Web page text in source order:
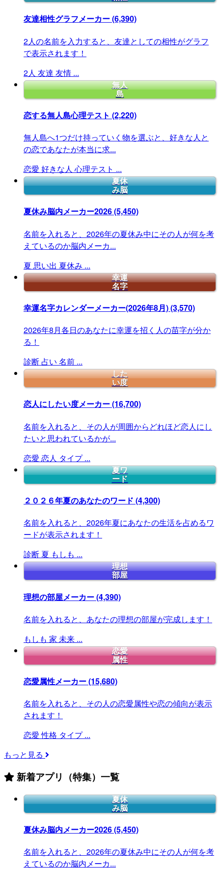
友達相性グラフメーカー(6,390)
2人の名前を入力すると、友達としての相性がグラフ
で表示されます！
2人 友達 友情 ...
無人
島
恋する無人島心理テスト (2,220)
無人島へ1つだけ持っていく物を選ぶと、好きな人と
の恋であなたが本当に求...
恋愛 好きな人 心理テスト ...
夏休
み脳
夏休み脳内メーカー2026(5,450)
名前を入れると、2026年の夏休み中にその人が何を考
えているのか脳内メーカ...
夏 思い出 夏休み ...
幸運
名字
幸運名字カレンダーメーカー(2026年8月)(3,570)
2026年8月各日のあなたに幸運を招く人の苗字が分か
る！
診断 占い 名前 ...
した
い度
恋人にしたい度メーカー(16,700)
名前を入れると、その人が周囲からどれほど恋人にし
たいと思われているかが...
恋愛 恋人 タイプ ...
夏ワ
ード
２０２６年夏のあなたのワード (4,300)
名前を入れると、2026年夏にあなたの生活を占めるワ
ードが表示されます！
診断 夏 もしも ...
理想
部屋
理想の部屋メーカー(4,390)
名前を入れると、あなたの理想の部屋が完成します！
もしも 家 未来 ...
恋愛
属性
恋愛属性メーカー(15,680)
名前を入れると、その人の恋愛属性や恋の傾向が表示
されます！
恋愛 性格 タイプ ...
もっと見る
新着アプリ（特集）一覧
夏休
み脳
夏休み脳内メーカー2026(5,450)
名前を入れると、2026年の夏休み中にその人が何を考
えているのか脳内メーカ...